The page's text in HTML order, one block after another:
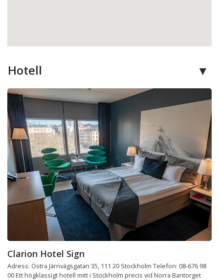
Hotell
Clarion Hotel Sign
Adress: Östra Järnvägsgatan 35, 111 20 Stockholm Telefon: 08-676 98
00 Ett högklassigt hotell mitt i Stockholm precis vid Norra Bantorget